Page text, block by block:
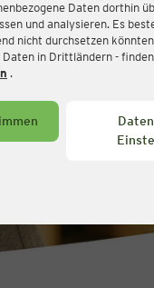
Daten dorthin
und analysieren. Es
nicht durchsetzen
in Drittländern -
.